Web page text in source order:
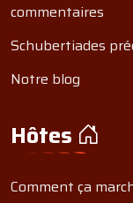
commentaires
Schubertiades
Notre blog
Hôtes
Comment ça